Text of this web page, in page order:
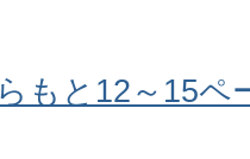
もと12～15ペ